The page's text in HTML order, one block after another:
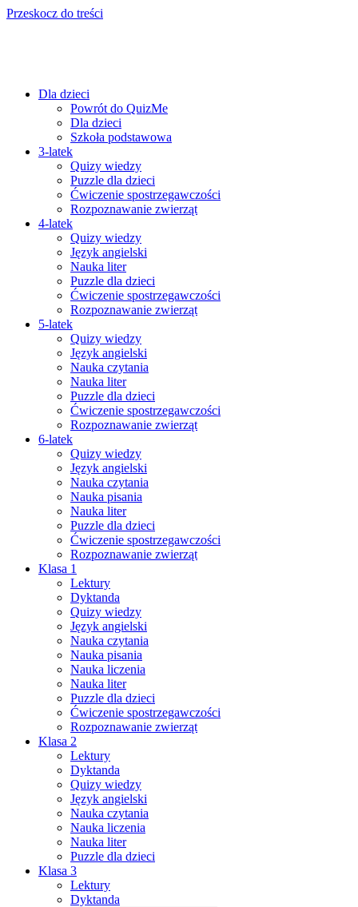
Przeskocz do treści
Dla dzieci
Powrót do QuizMe
Dla dzieci
Szkoła podstawowa
3-latek
Quizy wiedzy
Puzzle dla dzieci
Ćwiczenie spostrzegawczości
Rozpoznawanie zwierząt
4-latek
Quizy wiedzy
Język angielski
Nauka liter
Puzzle dla dzieci
Ćwiczenie spostrzegawczości
Rozpoznawanie zwierząt
5-latek
Quizy wiedzy
Język angielski
Nauka czytania
Nauka liter
Puzzle dla dzieci
Ćwiczenie spostrzegawczości
Rozpoznawanie zwierząt
6-latek
Quizy wiedzy
Język angielski
Nauka czytania
Nauka pisania
Nauka liter
Puzzle dla dzieci
Ćwiczenie spostrzegawczości
Rozpoznawanie zwierząt
Klasa 1
Lektury
Dyktanda
Quizy wiedzy
Język angielski
Nauka czytania
Nauka pisania
Nauka liczenia
Nauka liter
Puzzle dla dzieci
Ćwiczenie spostrzegawczości
Rozpoznawanie zwierząt
Klasa 2
Lektury
Dyktanda
Quizy wiedzy
Język angielski
Nauka czytania
Nauka liczenia
Nauka liter
Puzzle dla dzieci
Klasa 3
Lektury
Dyktanda